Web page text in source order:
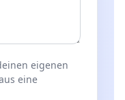
eigenen
eine